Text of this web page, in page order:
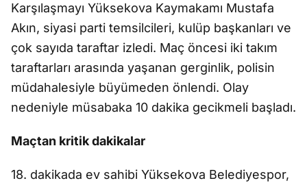
Karşılaşmayı Yüksekova Kaymakamı Mustafa
Akın, siyasi parti temsilcileri, kulüp başkanları ve
çok sayıda taraftar izledi. Maç öncesi iki takım
taraftarları arasında yaşanan gerginlik, polisin
müdahalesiyle büyümeden önlendi. Olay
nedeniyle müsabaka 10 dakika gecikmeli başladı.
Maçtan kritik dakikalar
18. dakikada ev sahibi Yüksekova Belediyespor,